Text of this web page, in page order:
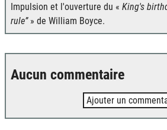
Impulsion et l'ouverture du « King's
rule » de William Boyce.
Aucun commentaire
Ajouter un